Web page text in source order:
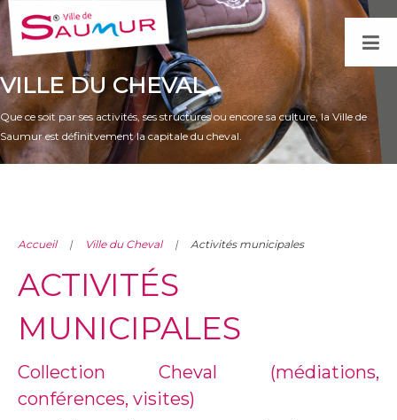
VILLE DU CHEVAL
Que ce soit par ses activités, ses structures ou encore sa culture, la Ville de
Saumur est définitvement la capitale du cheval.
Accueil Ville du Cheval Activités municipales
ACTIVITÉS
MUNICIPALES
Collection Cheval (médiations,
conférences, visites)